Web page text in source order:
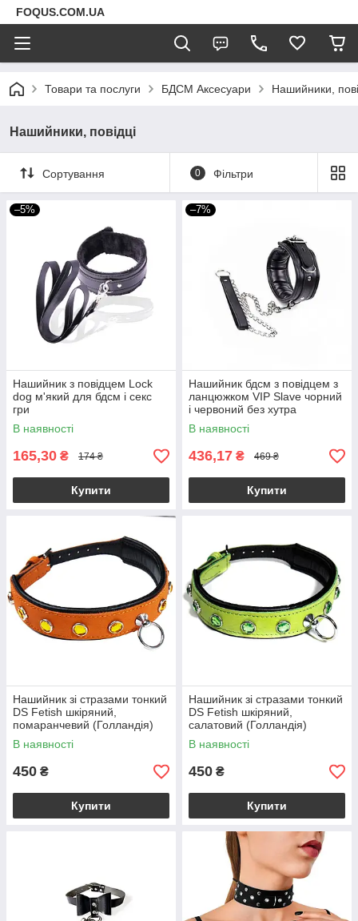
FOQUS.COM.UA
Товари та послуги БДСМ Аксесуари Нашийники,
Нашийники, повідці
Сортування 0 Фільтри
–5%
Нашийник з повідцем Lock
dog м'який для бдсм і секс
гри
В наявності
165,30 ₴ 174 ₴
Купити
–7%
Нашийник бдсм з повідцем з
ланцюжком VIP Slave чорний
і червоний без хутра
В наявності
436,17 ₴ 469 ₴
Купити
Нашийник зі стразами тонкий
DS Fetish шкіряний,
помаранчевий (Голландія)
В наявності
450 ₴
Купити
Нашийник зі стразами тонкий
DS Fetish шкіряний,
салатовий (Голландія)
В наявності
450 ₴
Купити